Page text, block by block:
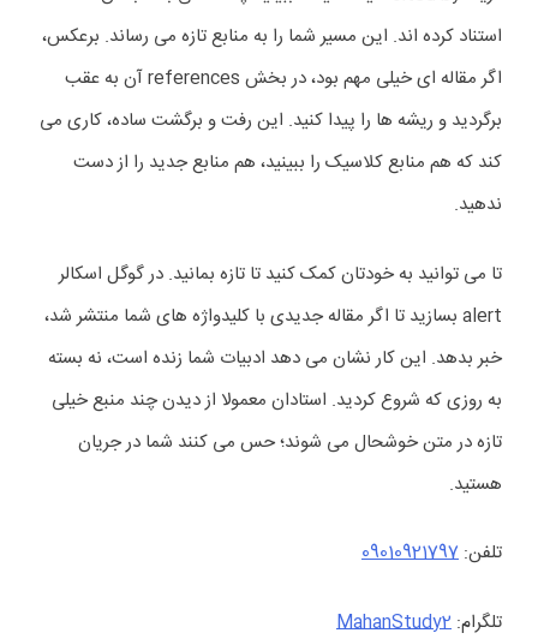
استناد کرده اند. این مسیر شما را به منابع تازه می رساند. برعکس،
اگر مقاله ای خیلی مهم بود، در بخش references آن به عقب
برگردید و ریشه ها را پیدا کنید. این رفت و برگشت ساده، کاری می
کند که هم منابع کلاسیک را ببینید، هم منابع جدید را از دست
ندهید.
تا می توانید به خودتان کمک کنید تا تازه بمانید. در گوگل اسکالر
alert بسازید تا اگر مقاله جدیدی با کلیدواژه های شما منتشر شد،
خبر بدهد. این کار نشان می دهد ادبیات شما زنده است، نه بسته
به روزی که شروع کردید. استادان معمولا از دیدن چند منبع خیلی
تازه در متن خوشحال می شوند؛ حس می کنند شما در جریان
هستید.
تلفن: 09010921797
تلگرام: MahanStudy2